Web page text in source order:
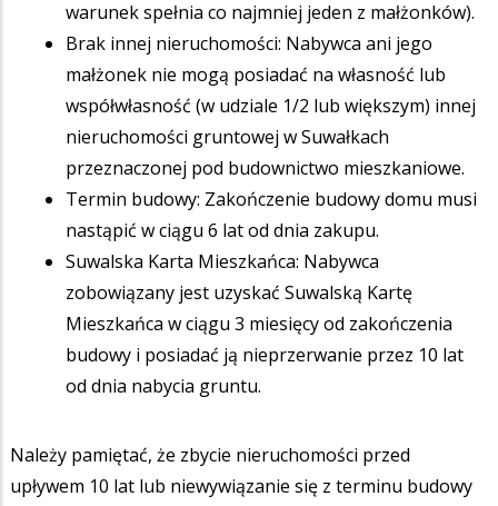
warunek spełnia co najmniej jeden z małżonków).
Brak innej nieruchomości: Nabywca ani jego
małżonek nie mogą posiadać na własność lub
współwłasność (w udziale 1/2 lub większym) innej
nieruchomości gruntowej w Suwałkach
przeznaczonej pod budownictwo mieszkaniowe.
Termin budowy: Zakończenie budowy domu musi
nastąpić w ciągu 6 lat od dnia zakupu.
Suwalska Karta Mieszkańca: Nabywca
zobowiązany jest uzyskać Suwalską Kartę
Mieszkańca w ciągu 3 miesięcy od zakończenia
budowy i posiadać ją nieprzerwanie przez 10 lat
od dnia nabycia gruntu.
Należy pamiętać, że zbycie nieruchomości przed
upływem 10 lat lub niewywiązanie się z terminu budowy